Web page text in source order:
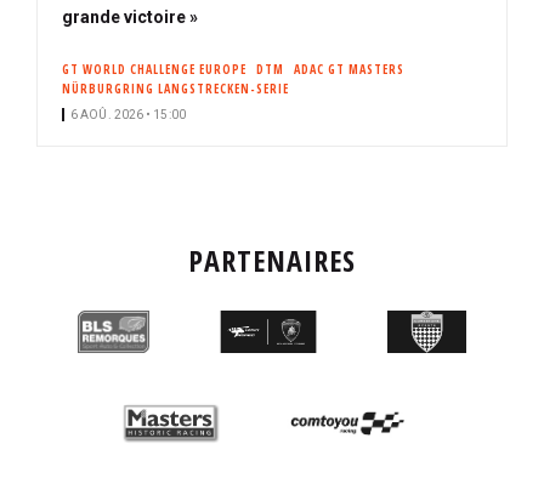
grande victoire »
GT WORLD CHALLENGE EUROPE DTM
ADAC GT MASTERS
NÜRBURGRING LANGSTRECKEN-SERIE
6 AOÛ. 2026 • 15:00
PARTENAIRES